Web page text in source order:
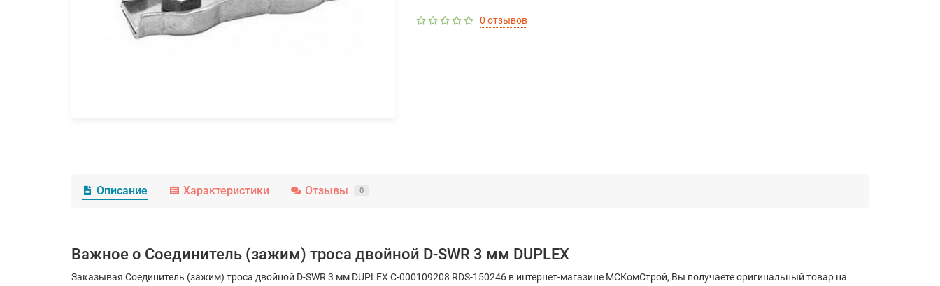
0 отзывов
Описание Характеристики Отзывы 0
Важное о Соединитель (зажим) троса двойной D-SWR 3 мм DUPLEX
Заказывая Соединитель (зажим) троса двойной D-SWR 3 мм DUPLEX С-000109208 RDS-150246 в интернет-магазине МСКомСтрой, Вы получаете оригинальный товар на